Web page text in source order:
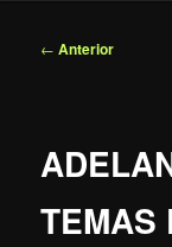
Navegación
← Anterior